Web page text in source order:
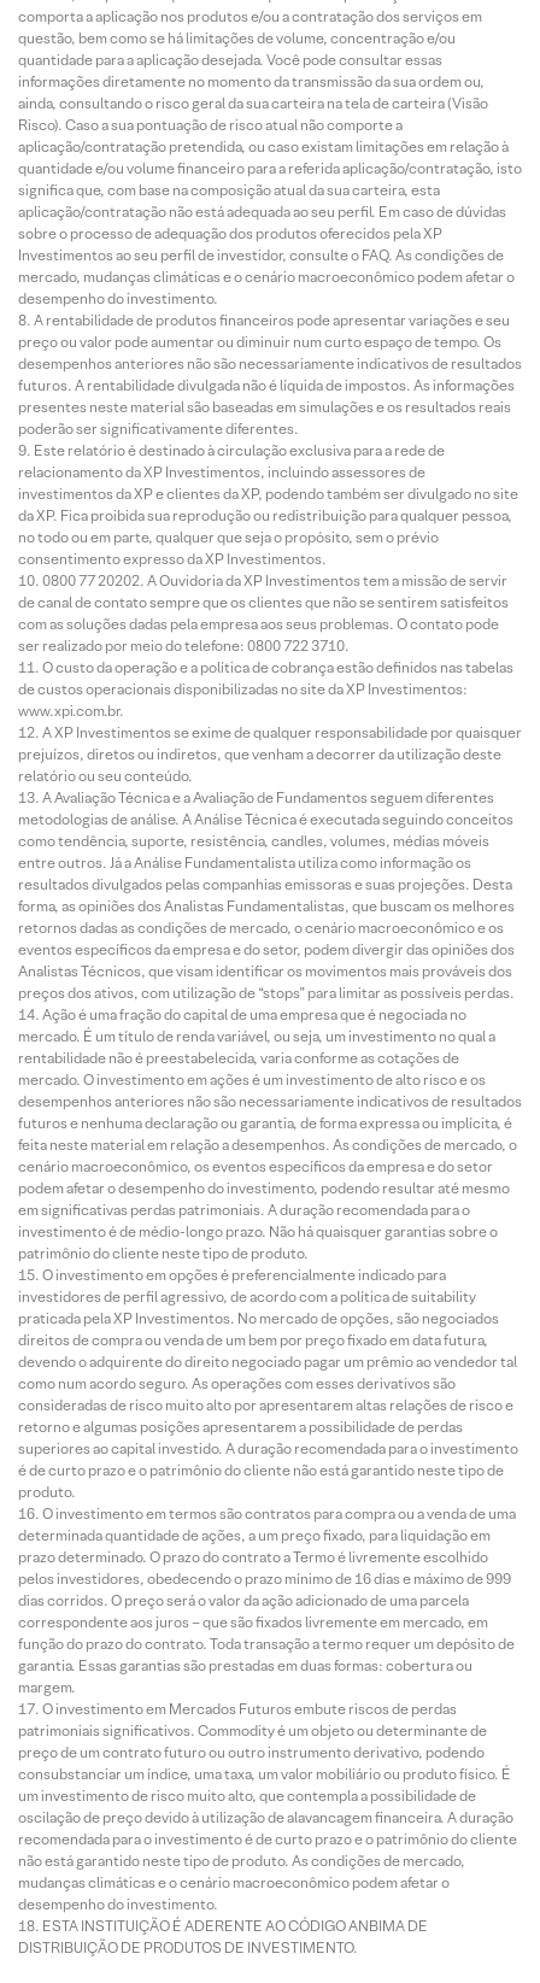
comporta a aplicação nos produtos e/ou a contratação dos serviços em
questão, bem como se há limitações de volume, concentração e/ou
quantidade para a aplicação desejada. Você pode consultar essas
informações diretamente no momento da transmissão da sua ordem ou,
ainda, consultando o risco geral da sua carteira na tela de carteira (Visão
Risco). Caso a sua pontuação de risco atual não comporte a
aplicação/contratação pretendida, ou caso existam limitações em relação à
quantidade e/ou volume financeiro para a referida aplicação/contratação, isto
significa que, com base na composição atual da sua carteira, esta
aplicação/contratação não está adequada ao seu perfil. Em caso de dúvidas
sobre o processo de adequação dos produtos oferecidos pela XP
Investimentos ao seu perfil de investidor, consulte o FAQ. As condições de
mercado, mudanças climáticas e o cenário macroeconômico podem afetar o
desempenho do investimento.
A rentabilidade de produtos financeiros pode apresentar variações e seu
preço ou valor pode aumentar ou diminuir num curto espaço de tempo. Os
desempenhos anteriores não são necessariamente indicativos de resultados
futuros. A rentabilidade divulgada não é líquida de impostos. As informações
presentes neste material são baseadas em simulações e os resultados reais
poderão ser significativamente diferentes.
Este relatório é destinado à circulação exclusiva para a rede de
relacionamento da XP Investimentos, incluindo assessores de
investimentos da XP e clientes da XP, podendo também ser divulgado no site
da XP. Fica proibida sua reprodução ou redistribuição para qualquer pessoa,
no todo ou em parte, qualquer que seja o propósito, sem o prévio
consentimento expresso da XP Investimentos.
0800 77 20202. A Ouvidoria da XP Investimentos tem a missão de servir
de canal de contato sempre que os clientes que não se sentirem satisfeitos
com as soluções dadas pela empresa aos seus problemas. O contato pode
ser realizado por meio do telefone: 0800 722 3710.
O custo da operação e a política de cobrança estão definidos nas tabelas
de custos operacionais disponibilizadas no site da XP Investimentos:
www.xpi.com.br.
A XP Investimentos se exime de qualquer responsabilidade por quaisquer
prejuízos, diretos ou indiretos, que venham a decorrer da utilização deste
relatório ou seu conteúdo.
A Avaliação Técnica e a Avaliação de Fundamentos seguem diferentes
metodologias de análise. A Análise Técnica é executada seguindo conceitos
como tendência, suporte, resistência, candles, volumes, médias móveis
entre outros. Já a Análise Fundamentalista utiliza como informação os
resultados divulgados pelas companhias emissoras e suas projeções. Desta
forma, as opiniões dos Analistas Fundamentalistas, que buscam os melhores
retornos dadas as condições de mercado, o cenário macroeconômico e os
eventos específicos da empresa e do setor, podem divergir das opiniões dos
Analistas Técnicos, que visam identificar os movimentos mais prováveis dos
preços dos ativos, com utilização de “stops” para limitar as possíveis perdas.
Ação é uma fração do capital de uma empresa que é negociada no
mercado. É um título de renda variável, ou seja, um investimento no qual a
rentabilidade não é preestabelecida, varia conforme as cotações de
mercado. O investimento em ações é um investimento de alto risco e os
desempenhos anteriores não são necessariamente indicativos de resultados
futuros e nenhuma declaração ou garantia, de forma expressa ou implícita, é
feita neste material em relação a desempenhos. As condições de mercado, o
cenário macroeconômico, os eventos específicos da empresa e do setor
podem afetar o desempenho do investimento, podendo resultar até mesmo
em significativas perdas patrimoniais. A duração recomendada para o
investimento é de médio-longo prazo. Não há quaisquer garantias sobre o
patrimônio do cliente neste tipo de produto.
O investimento em opções é preferencialmente indicado para
investidores de perfil agressivo, de acordo com a política de suitability
praticada pela XP Investimentos. No mercado de opções, são negociados
direitos de compra ou venda de um bem por preço fixado em data futura,
devendo o adquirente do direito negociado pagar um prêmio ao vendedor tal
como num acordo seguro. As operações com esses derivativos são
consideradas de risco muito alto por apresentarem altas relações de risco e
retorno e algumas posições apresentarem a possibilidade de perdas
superiores ao capital investido. A duração recomendada para o investimento
é de curto prazo e o patrimônio do cliente não está garantido neste tipo de
produto.
O investimento em termos são contratos para compra ou a venda de uma
determinada quantidade de ações, a um preço fixado, para liquidação em
prazo determinado. O prazo do contrato a Termo é livremente escolhido
pelos investidores, obedecendo o prazo mínimo de 16 dias e máximo de 999
dias corridos. O preço será o valor da ação adicionado de uma parcela
correspondente aos juros – que são fixados livremente em mercado, em
função do prazo do contrato. Toda transação a termo requer um depósito de
garantia. Essas garantias são prestadas em duas formas: cobertura ou
margem.
O investimento em Mercados Futuros embute riscos de perdas
patrimoniais significativos. Commodity é um objeto ou determinante de
preço de um contrato futuro ou outro instrumento derivativo, podendo
consubstanciar um índice, uma taxa, um valor mobiliário ou produto físico. É
um investimento de risco muito alto, que contempla a possibilidade de
oscilação de preço devido à utilização de alavancagem financeira. A duração
recomendada para o investimento é de curto prazo e o patrimônio do cliente
não está garantido neste tipo de produto. As condições de mercado,
mudanças climáticas e o cenário macroeconômico podem afetar o
desempenho do investimento.
ESTA INSTITUIÇÃO É ADERENTE AO CÓDIGO ANBIMA DE
DISTRIBUIÇÃO DE PRODUTOS DE INVESTIMENTO.